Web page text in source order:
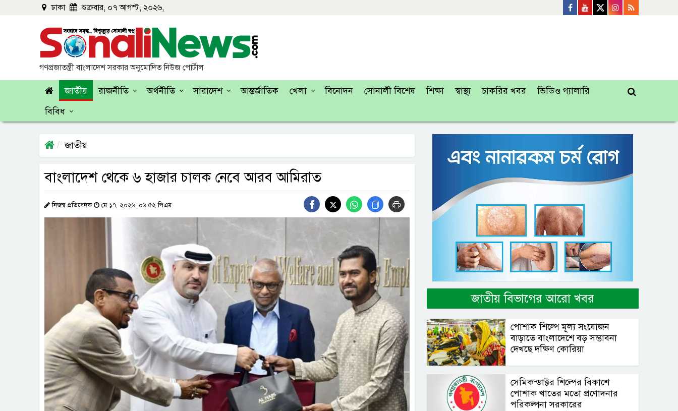
ঢাকা শুক্রবার, ০৭ আগস্ট, ২০২৬,
গণপ্রজাতন্ত্রী বাংলাদেশ সরকার অনুমোদিত নিউজ পোর্টাল
জাতীয় রাজনীতি অর্থনীতি সারাদেশ আন্তর্জাতিক খেলা বিনোদন সোনালী বিশেষ শিক্ষা স্বাস্থ্য চাকরির খবর
ভিডিও গ্যালারি
বিবিধ
জাতীয়
বাংলাদেশ থেকে ৬ হাজার চালক নেবে আরব আমিরাত
নিজস্ব প্রতিবেদক মে ১৭, ২০২৬, ০৬:৫২ পিএম
জাতীয় বিভাগের আরো খবর
পোশাক শিল্পে মূল্য সংযোজন
বাড়াতে বাংলাদেশে বড় সম্ভাবনা
দেখছে দক্ষিণ কোরিয়া
সেমিকন্ডাক্টর শিল্পের বিকাশে
পোশাক খাতের মতো প্রণোদনার
পরিকল্পনা সরকারের